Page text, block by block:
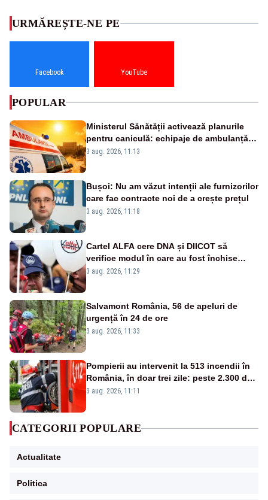
URMĂREȘTE-NE PE
Facebook YouTube
POPULAR
Ministerul Sănătății activează planurile
pentru caniculă: echipaje de ambulanță
suplimentate, stocuri de medicamente
3 aug. 2026, 11:13
Bușoi: Nu am văzut intenții ale furnizorilor
care fac contracte noi de a crește prețul
3 aug. 2026, 11:18
Cartel ALFA cere DNA și DIICOT să
verifice modul în care au fost închise
centralele pe cărbune
3 aug. 2026, 11:29
Salvamont România, 56 de apeluri de
urgență în 24 de ore
3 aug. 2026, 11:33
Pompierii au intervenit la 513 incendii în
România, în doar trei zile: peste 2.300 de
hectare de teren au fost afectate
3 aug. 2026, 11:11
CATEGORII POPULARE
Actualitate
Politica